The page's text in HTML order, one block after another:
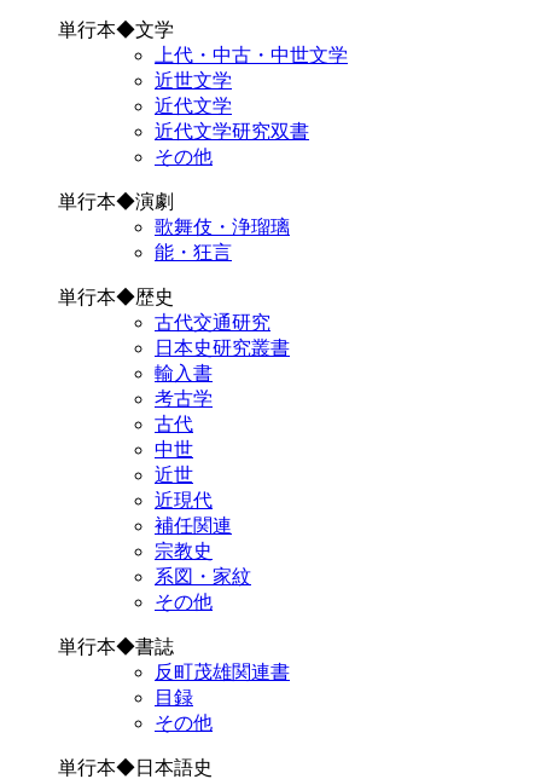
単行本◆文学
上代・中古・中世文学
近世文学
近代文学
近代文学研究双書
その他
単行本◆演劇
歌舞伎・浄瑠璃
能・狂言
単行本◆歴史
古代交通研究
日本史研究叢書
輸入書
考古学
古代
中世
近世
近現代
補任関連
宗教史
系図・家紋
その他
単行本◆書誌
反町茂雄関連書
目録
その他
単行本◆日本語史